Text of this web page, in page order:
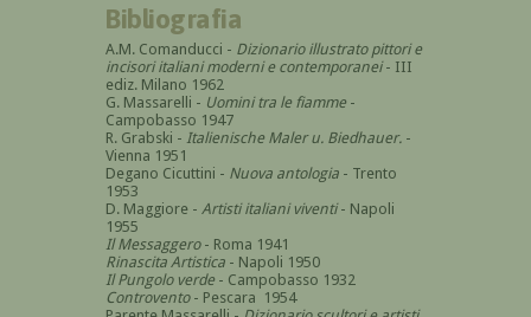
Bibliografia
A.M. Comanducci - Dizionario illustrato pittori e
incisori italiani moderni e contemporanei- III
ediz. Milano 1962
G. Massarelli - Uomini tra le fiamme -
Campobasso 1947
R. Grabski - Italienische Maler u. Biedhauer. -
Vienna 1951
Degano Cicuttini - Nuova antologia - Trento
1953
D. Maggiore - Artisti italiani viventi- Napoli
1955
Il Messaggero- Roma 1941
Rinascita Artistica - Napoli 1950
Il Pungolo verde - Campobasso 1932
Controvento- Pescara 1954